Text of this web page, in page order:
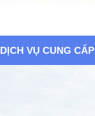
DỊCH VỤ CUNG CẤP